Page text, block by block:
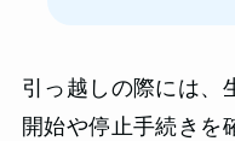
引っ越しの際には、
開始や停止手続きを